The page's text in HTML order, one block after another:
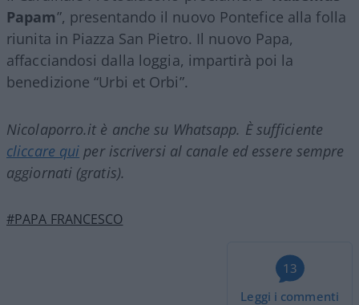
Papam”, presentando il nuovo Pontefice alla folla
riunita in Piazza San Pietro. Il nuovo Papa,
affacciandosi dalla loggia, impartirà poi la
benedizione “Urbi et Orbi”.
Nicolaporro.it è anche su Whatsapp. È sufficiente
cliccare qui per iscriversi al canale ed essere sempre
aggiornati (gratis).
#PAPA FRANCESCO
13
Leggi i commenti